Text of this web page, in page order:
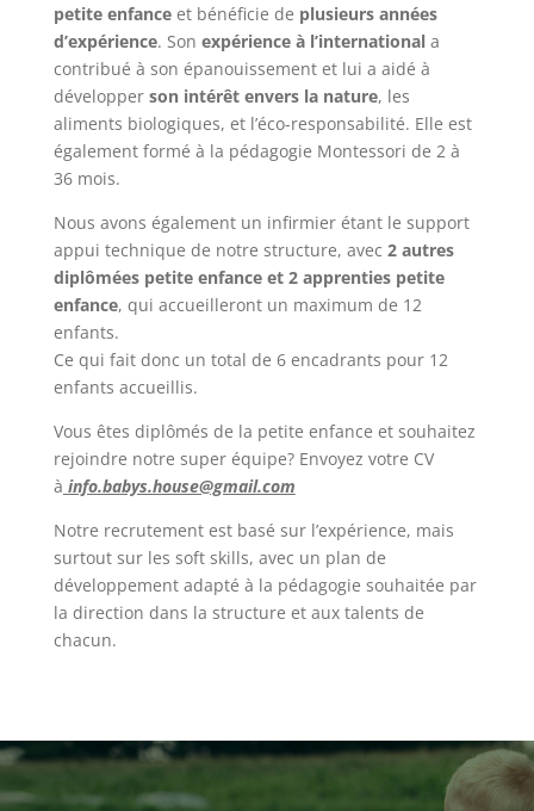
petite enfanceet bénéficie de plusieurs années
d’expérience. Son expérience à l’internationala
contribué à son épanouissement et lui a aidé à
développerson intérêt envers la nature, les
aliments biologiques, et l’éco-responsabilité. Elle est
également formé à la pédagogie Montessori de 2 à
36 mois.
Nous avons également un infirmier étant le support
appui technique de notre structure, avec 2 autres
diplômées petite enfance et 2 apprenties petite
enfance, qui accueilleront un maximum de 12
enfants.
Ce qui fait donc un total de 6 encadrants pour 12
enfants accueillis.
Vous êtes diplômés de la petite enfance et souhaitez
rejoindre notre super équipe? Envoyez votre CV
à info.babys.house@gmail.com
Notre recrutement est basé sur l’expérience, mais
surtout sur les soft skills, avec un plan de
développement adapté à la pédagogie souhaitée par
la direction dans la structure et aux talents de
chacun.